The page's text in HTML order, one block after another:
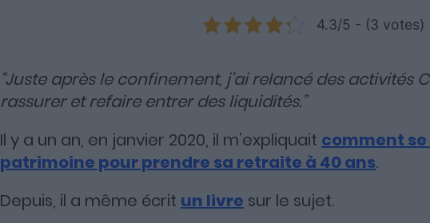
4.3/5 - (3 votes)
“Juste après le confinement, j’ai relancé des activités
rassurer et refaire entrer des liquidités.”
Il y a un an, en janvier 2020, il m’expliquait comment
patrimoine pour prendre sa retraite à 40 ans.
Depuis, il a même écrit un livre sur le sujet.